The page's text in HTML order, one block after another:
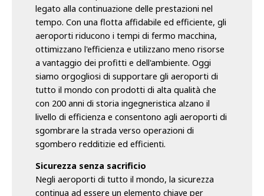
legato alla continuazione delle prestazioni nel
tempo. Con una flotta affidabile ed efficiente, gli
aeroporti riducono i tempi di fermo macchina,
ottimizzano l'efficienza e utilizzano meno risorse
a vantaggio dei profitti e dell'ambiente. Oggi
siamo orgogliosi di supportare gli aeroporti di
tutto il mondo con prodotti di alta qualità che
con 200 anni di storia ingegneristica alzano il
livello di efficienza e consentono agli aeroporti di
sgombrare la strada verso operazioni di
sgombero redditizie ed efficienti.
Sicurezza senza sacrificio
Negli aeroporti di tutto il mondo, la sicurezza
continua ad essere un elemento chiave per